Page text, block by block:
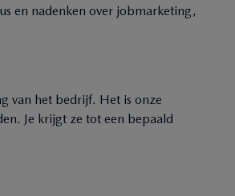
en nadenken over jobmarketing,
van het bedrijf. Het is onze
Je krijgt ze tot een bepaald